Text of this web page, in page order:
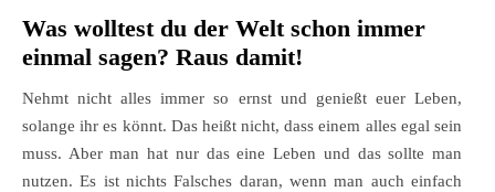
Was wolltest du der Welt schon immer
einmal sagen? Raus damit!
Nehmt nicht alles immer so ernst und genießt euer Leben,
solange ihr es könnt. Das heißt nicht, dass einem alles egal sein
muss. Aber man hat nur das eine Leben und das sollte man
nutzen. Es ist nichts Falsches daran, wenn man auch einfach